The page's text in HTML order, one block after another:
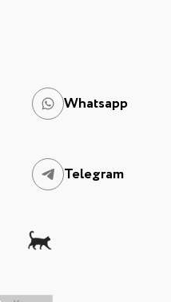
Whatsapp
Telegram